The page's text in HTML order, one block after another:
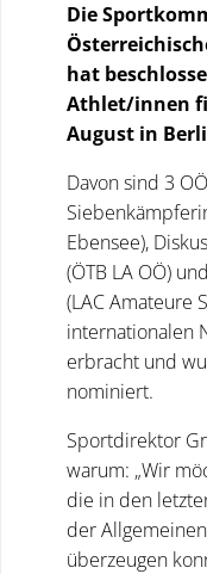
Die
hat
Athlet/innen
August in
Davon sind 3
Ebensee),
(ÖTB LA OÖ)
(LAC Amateure
internationalen
erbracht und
nominiert.
Sportdirektor
warum: „Wir
die in den
der
überzeugen